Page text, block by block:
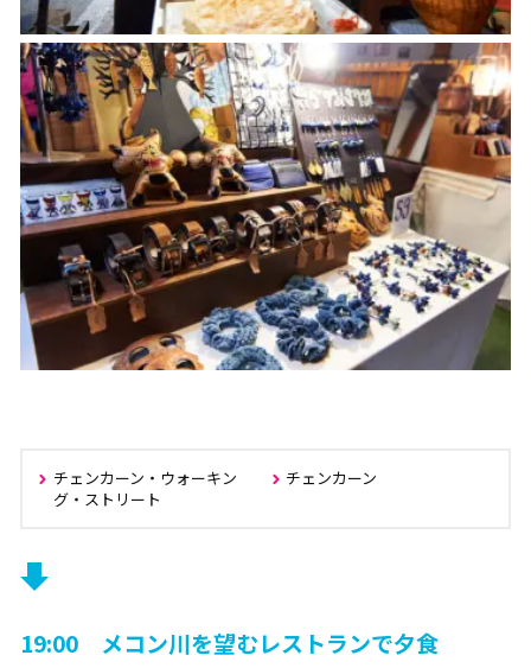
チェンカーン・ウォーキン
グ・ストリート
チェンカーン
19:00 メコン川を望むレストランで夕食